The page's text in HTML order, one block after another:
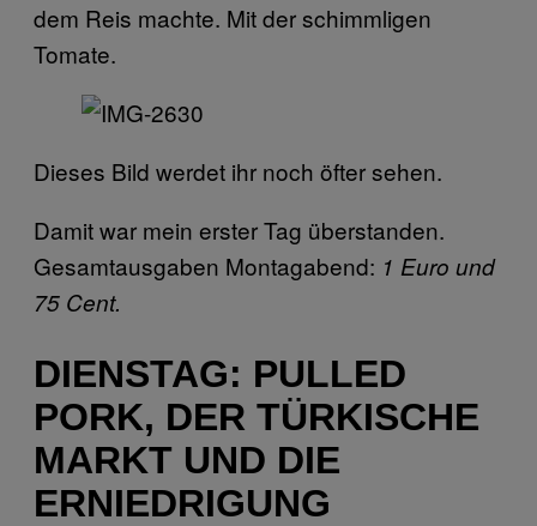
dem Reis machte. Mit der schimmligen
Tomate.
Dieses Bild werdet ihr noch öfter sehen.
Damit war mein erster Tag überstanden.
Gesamtausgaben Montagabend: 1 Euro und
75 Cent.
DIENSTAG: PULLED
PORK, DER TÜRKISCHE
MARKT UND DIE
ERNIEDRIGUNG